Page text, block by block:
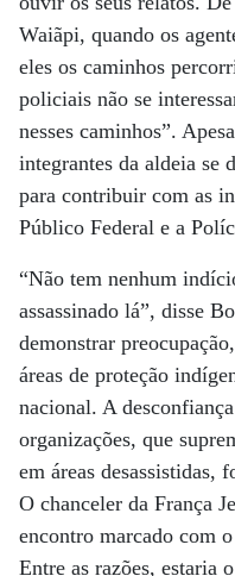
Waiãpi, quando os
eles os caminhos
policiais não se
nesses caminhos”.
integrantes da aldeia se
para contribuir com as
Público Federal e a
“Não tem nenhum
assassinado lá”, disse
demonstrar
áreas de proteção
nacional. A
organizações, que
em áreas desassistidas,
O chanceler da França
encontro marcado com
Entre as razões, estaria